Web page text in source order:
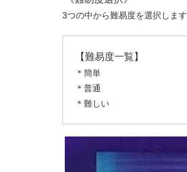
3つの中から難易度を選択します
【難易度一覧】
＊簡単
＊普通
＊難しい